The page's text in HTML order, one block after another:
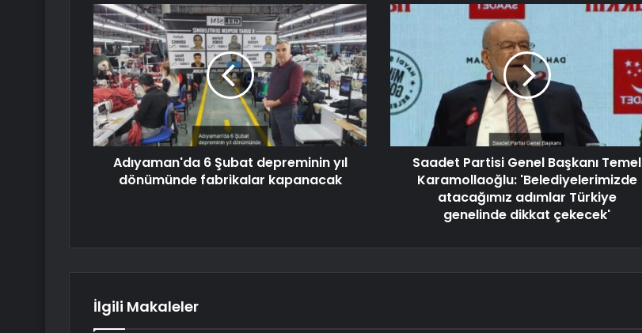
Adıyaman'da 6 Şubat depreminin yıl
dönümünde fabrikalar kapanacak
Saadet Partisi Genel Başkanı Temel
Karamollaoğlu: 'Belediyelerimizde
atacağımız adımlar Türkiye
genelinde dikkat çekecek'
İlgili Makaleler